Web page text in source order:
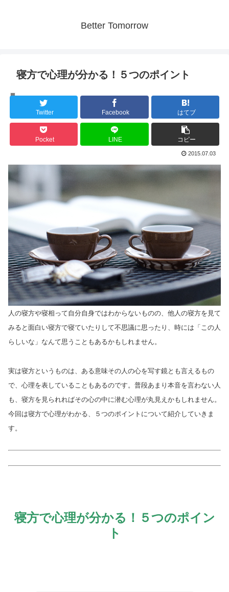
Better Tomorrow
寝方で心理が分かる！５つのポイント
Twitter Facebook はてブ
Pocket LINE コピー
2015.07.03
人の寝方や寝相って自分自身ではわからないものの、他人の寝方を見て
みると面白い寝方で寝ていたりして不思議に思ったり、時には「この人
らしいな」なんて思うこともあるかもしれません。
実は寝方というものは、ある意味その人の心を写す鏡とも言えるもの
で、心理を表していることもあるのです。普段あまり本音を言わない人
も、寝方を見られればその心の中に潜む心理が丸見えかもしれません。
今回は寝方で心理がわかる、５つのポイントについて紹介していきま
す。
寝方で心理が分かる！５つのポイン
ト